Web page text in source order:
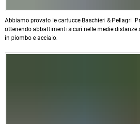
Abbiamo provato le cartucce Baschieri & Pellagri
ottenendo abbattimenti sicuri nelle medie distanze
in piombo e acciaio.